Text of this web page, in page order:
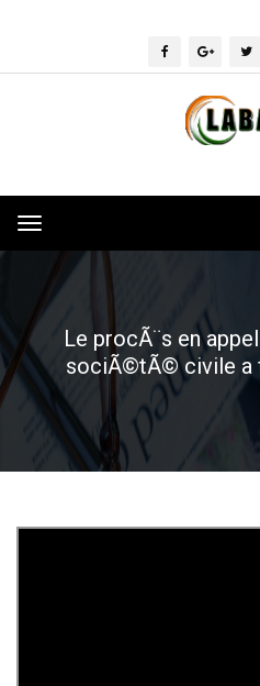
Toggle
navigation
Le procÃ¨s en
sociÃ©tÃ© civile a